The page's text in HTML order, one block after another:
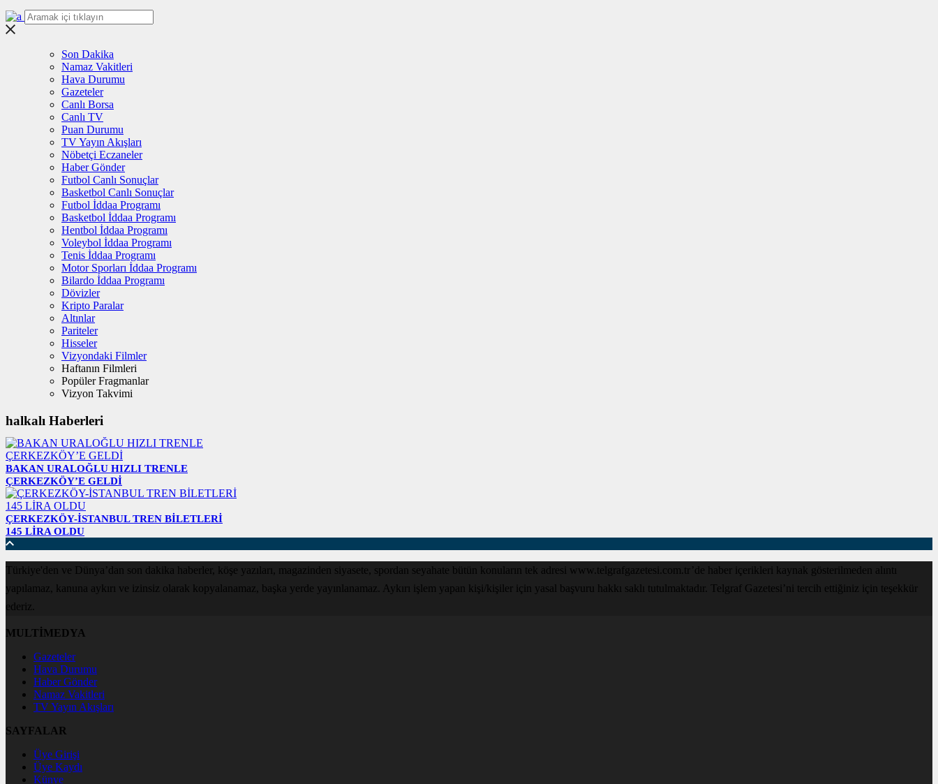
Son Dakika
Namaz Vakitleri
Hava Durumu
Gazeteler
Canlı Borsa
Canlı TV
Puan Durumu
TV Yayın Akışları
Nöbetçi Eczaneler
Haber Gönder
Futbol Canlı Sonuçlar
Basketbol Canlı Sonuçlar
Futbol İddaa Programı
Basketbol İddaa Programı
Hentbol İddaa Programı
Voleybol İddaa Programı
Tenis İddaa Programı
Motor Sporları İddaa Programı
Bilardo İddaa Programı
Dövizler
Kripto Paralar
Altınlar
Pariteler
Hisseler
Vizyondaki Filmler
Haftanın Filmleri
Popüler Fragmanlar
Vizyon Takvimi
halkalı Haberleri
BAKAN URALOĞLU HIZLI TRENLE
ÇERKEZKÖY’E GELDİ
ÇERKEZKÖY-İSTANBUL TREN BİLETLERİ
145 LİRA OLDU
Türkiye'den ve Dünya’dan son dakika haberler, köşe yazıları, magazinden siyasete, spordan seyahate bütün konuların tek adresi www.telgrafgazetesi.com.tr’de haber içerikleri kaynak gösterilmeden alıntı
yapılamaz, kanuna aykırı ve izinsiz olarak kopyalanamaz, başka yerde yayınlanamaz. Aykırı işlem yapan kişi/kişiler için yasal başvuru hakkı saklı tutulmaktadır. Telgraf Gazetesi’ni tercih ettiğiniz için teşekkür
ederiz.
MULTİMEDYA
Gazeteler
Hava Durumu
Haber Gönder
Namaz Vakitleri
TV Yayın Akışları
SAYFALAR
Üye Girişi
Üye Kaydı
Künye